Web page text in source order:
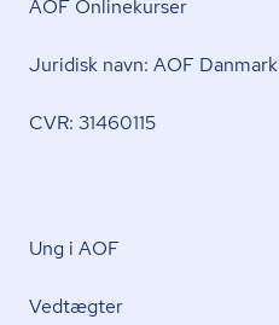
AOF Onlinekurser
Juridisk navn: AOF Danmark
CVR: 31460115
Ung i AOF
Vedtægter